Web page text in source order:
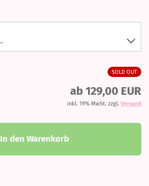
SOLD OUT
ab 129,00 EUR
inkl. 19% MwSt. zzgl. Versand
In den Warenkorb